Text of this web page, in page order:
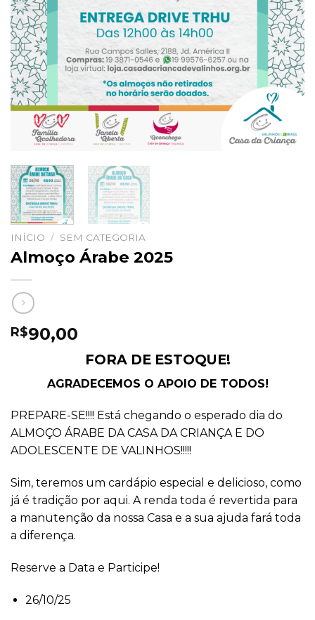
INÍCIO / SEM CATEGORIA
Almoço Árabe 2025
R$90,00
FORA DE ESTOQUE!
AGRADECEMOS O APOIO DE TODOS!
PREPARE-SE!!!! Está chegando o esperado dia do
ALMOÇO ÁRABE DA CASA DA CRIANÇA E DO
ADOLESCENTE DE VALINHOS!!!!!
Sim, teremos um cardápio especial e delicioso, como
já é tradição por aqui. A renda toda é revertida para
a manutenção da nossa Casa e a sua ajuda fará toda
a diferença.
Reserve a Data e Participe!
26/10/25